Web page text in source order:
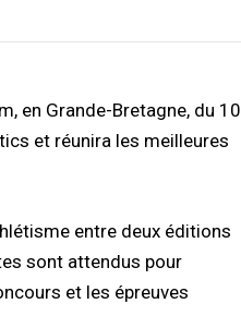
en Grande-Bretagne, du 10
et réunira les meilleures
entre deux éditions
sont attendus pour
et les épreuves